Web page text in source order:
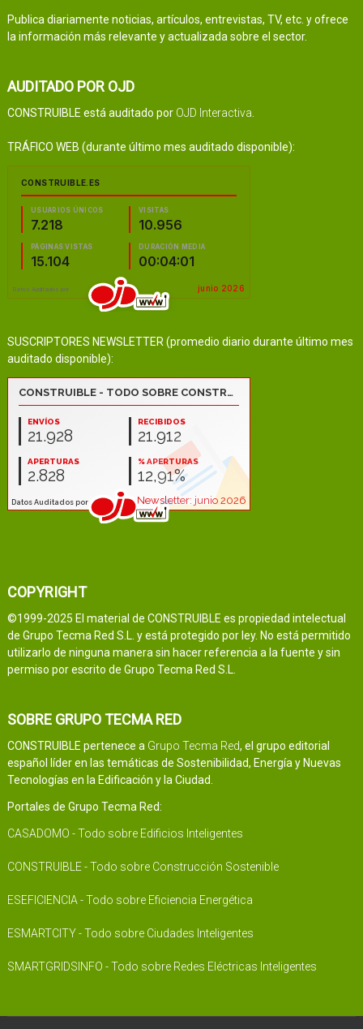
Publica diariamente noticias, artículos, entrevistas, TV, etc. y ofrece
la información más relevante y actualizada sobre el sector.
AUDITADO POR OJD
CONSTRUIBLE está auditado por OJD Interactiva
TRÁFICO WEB (durante último mes auditado disponible):
SUSCRIPTORES NEWSLETTER (promedio diario durante último mes
auditado disponible):
COPYRIGHT
©1999-2025 El material de CONSTRUIBLE es propiedad intelectual
de Grupo Tecma Red S.L. y está protegido por ley. No está permitido
utilizarlo de ninguna manera sin hacer referencia a la fuente y sin
permiso por escrito de Grupo Tecma Red S.L.
SOBRE GRUPO TECMA RED
CONSTRUIBLE pertenece a Grupo Tecma Red, el grupo editorial
español líder en las temáticas de Sostenibilidad, Energía y Nuevas
Tecnologías en la Edificación y la Ciudad.
Portales de Grupo Tecma Red:
CASADOMO - Todo sobre Edificios Inteligentes
CONSTRUIBLE - Todo sobre Construcción Sostenible
ESEFICIENCIA - Todo sobre Eficiencia Energética
ESMARTCITY - Todo sobre Ciudades Inteligentes
SMARTGRIDSINFO - Todo sobre Redes Eléctricas Inteligentes